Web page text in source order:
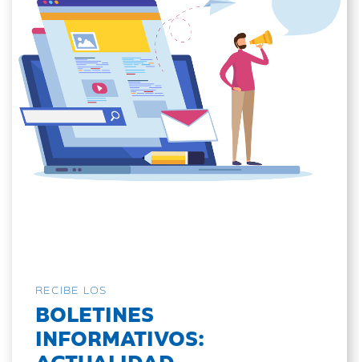
RECIBE LOS
BOLETINES
INFORMATIVOS: